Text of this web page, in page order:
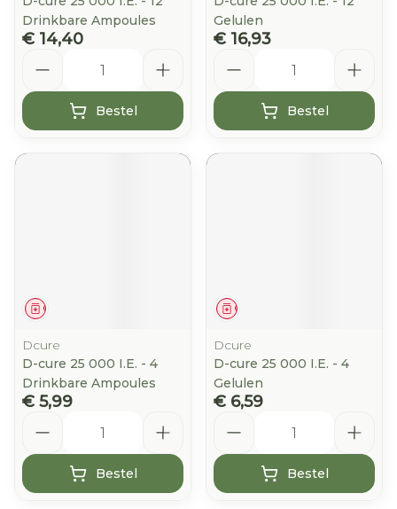
Drinkbare Ampoules
€ 14,40
Bestel
Gelulen
€ 16,93
Bestel
Geneesmiddel
Dcure
D-cure 25 000 I.E. - 4
Drinkbare Ampoules
€ 5,99
Bestel
Geneesmiddel
Dcure
D-cure 25 000 I.E. - 4
Gelulen
€ 6,59
Bestel